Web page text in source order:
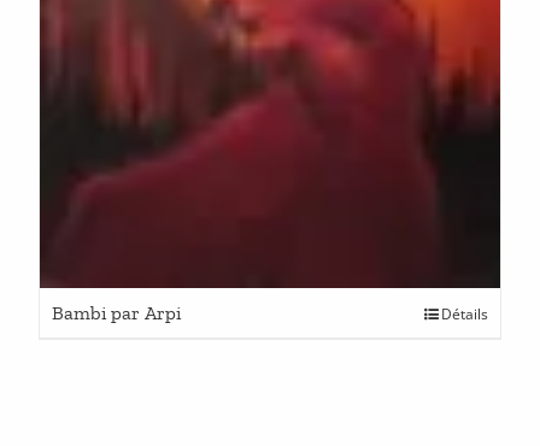
Bambi par Arpi Détails